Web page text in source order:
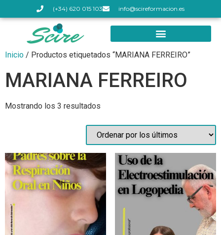
(+34) 620 015 103 info@scireformacion.es
Inicio / Productos etiquetados “MARIANA FERREIRO”
MARIANA FERREIRO
Mostrando los 3 resultados